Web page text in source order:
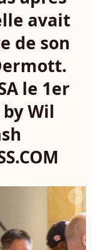
avait
de son
le 1er
Wil